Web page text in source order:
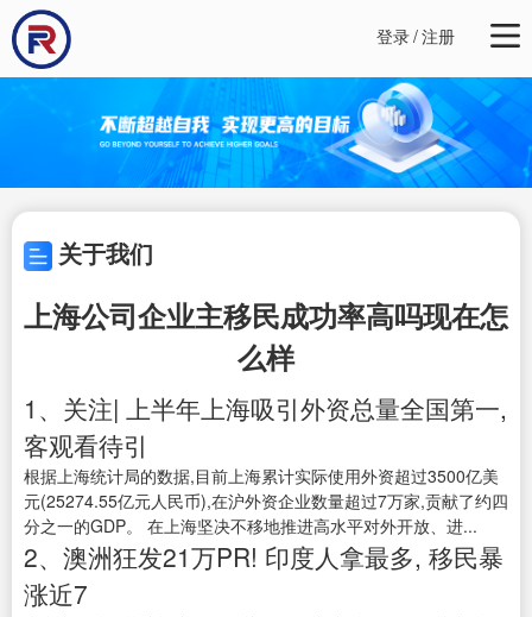
登录/注册
关于我们
上海公司企业主移民成功率高吗现在怎
么样
1、关注| 上半年上海吸引外资总量全国第一,
客观看待引
根据上海统计局的数据,目前上海累计实际使用外资超过3500亿美
元(25274.55亿元人民币),在沪外资企业数量超过7万家,贡献了约四
分之一的GDP。 在上海坚决不移地推进高水平对外开放、进...
2、澳洲狂发21万PR! 印度人拿最多, 移民暴
涨近7